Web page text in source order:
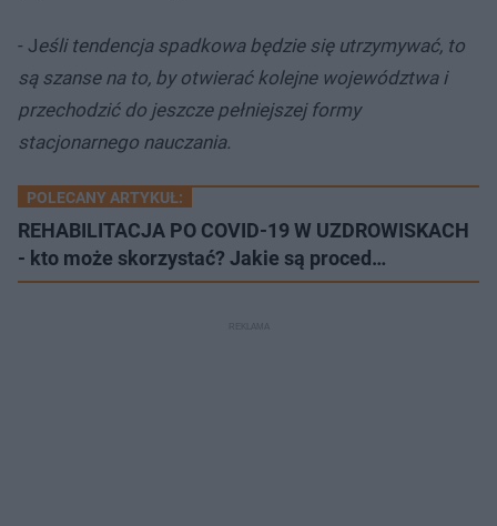
- Jeśli tendencja spadkowa będzie się utrzymywać, to
są szanse na to, by otwierać kolejne województwa i
przechodzić do jeszcze pełniejszej formy
stacjonarnego nauczania.
POLECANY ARTYKUŁ:
REHABILITACJA PO COVID-19 W UZDROWISKACH
- kto może skorzystać? Jakie są proced…